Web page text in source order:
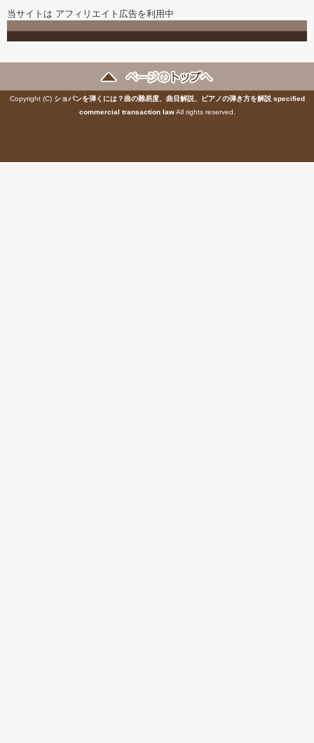
当サイトは アフィリエイト広告を利用中
Copyright (C) ショパンを弾くには？曲の難易度、曲目解説、ピアノの弾き方を解説 specified
commercial transaction lawAll rights reserved.